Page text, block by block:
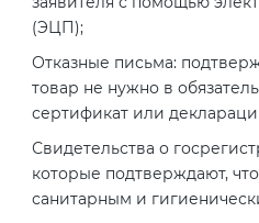
(ЭЦП);
Отказные письма:
товар не нужно в
сертификат или
Свидетельства о
которые подтверждают,
санитарным и
Сертификация бытовой
Сертификация легкой
промышленности
Сертификация мебели
Сертификат ГОСТ Р ИСО/
20000-1-2021
Сертификат ГОСТ Р ИСО
2012
Сертификат ГОСТ Р ИСО/
Регистрация товарного
(торговой марки) в
Регистрация товарного
(торговой марки) в
Регистрация товарного
2008
Сертификат ГОСТ Р ИСО
2014
Сертификат ГОСТ Р
014/2011)
для работы во
средах (ТР ТС 012/2011)